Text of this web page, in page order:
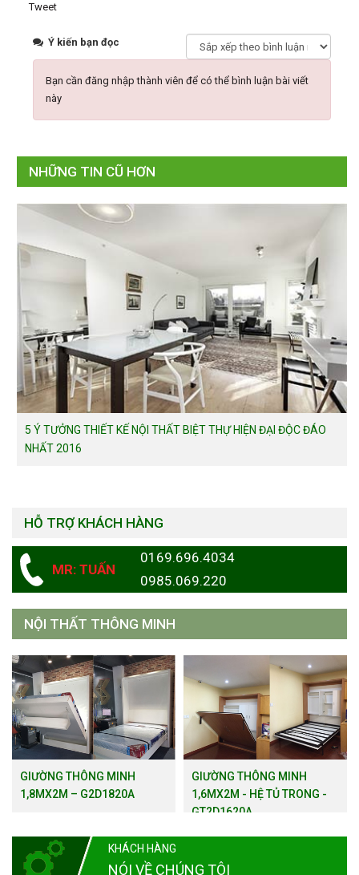
Tweet
Ý kiến bạn đọc
Bạn cần đăng nhập thành viên để có thể bình luận bài viết
này
NHỮNG TIN CŨ HƠN
5 Ý TƯỞNG THIẾT KẾ NỘI THẤT BIỆT THỰ HIỆN ĐẠI ĐỘC ĐÁO
NHẤT 2016
HỖ TRỢ KHÁCH HÀNG
MR: TUẤN
0169.696.4034
0985.069.220
NỘI THẤT THÔNG MINH
GIƯỜNG THÔNG MINH
1,8MX2M – G2D1820A
GIƯỜNG THÔNG MINH
1,6MX2M - HỆ TỦ TRONG -
GT2D1620A
KHÁCH HÀNG
NÓI VỀ CHÚNG TÔI